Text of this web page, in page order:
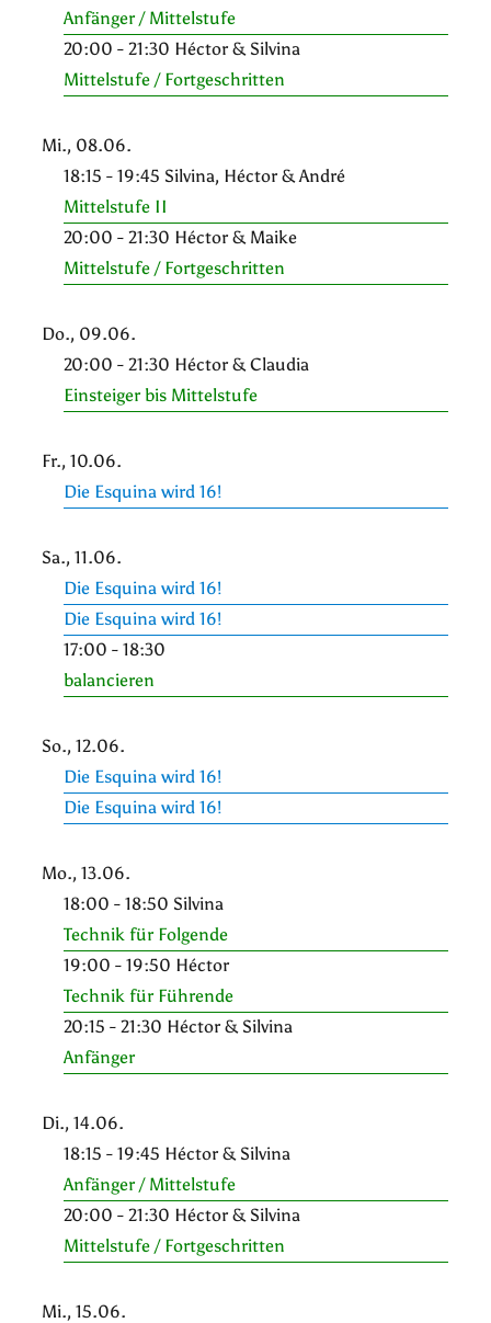
Anfänger / Mittelstufe
20:00 - 21:30 Héctor & Silvina
Mittelstufe / Fortgeschritten
Mi., 08.06.
18:15 - 19:45 Silvina, Héctor & André
Mittelstufe II
20:00 - 21:30 Héctor & Maike
Mittelstufe / Fortgeschritten
Do., 09.06.
20:00 - 21:30 Héctor & Claudia
Einsteiger bis Mittelstufe
Fr., 10.06.
Die Esquina wird 16!
Sa., 11.06.
Die Esquina wird 16!
Die Esquina wird 16!
17:00 - 18:30
balancieren
So., 12.06.
Die Esquina wird 16!
Die Esquina wird 16!
Mo., 13.06.
18:00 - 18:50 Silvina
Technik für Folgende
19:00 - 19:50 Héctor
Technik für Führende
20:15 - 21:30 Héctor & Silvina
Anfänger
Di., 14.06.
18:15 - 19:45 Héctor & Silvina
Anfänger / Mittelstufe
20:00 - 21:30 Héctor & Silvina
Mittelstufe / Fortgeschritten
Mi., 15.06.